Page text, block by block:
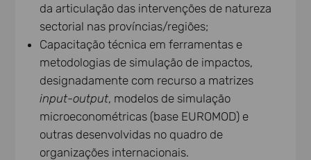
da articulação das intervenções de natureza
sectorial nas províncias/regiões;
Capacitação técnica em ferramentas e
metodologias de simulação de impactos,
designadamente com recurso a matrizes
input-output, modelos de simulação
microeconométricas (base EUROMOD) e
outras desenvolvidas no quadro de
organizações internacionais.